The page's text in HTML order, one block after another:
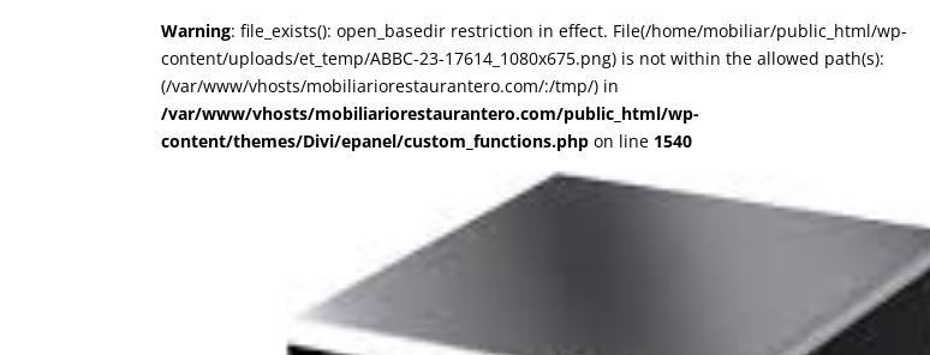
Warning: file_exists(): open_basedir restriction in effect. File(/home/mobiliar/public_html/wp-
content/uploads/et_temp/ABBC-23-17614_1080x675.png) is not within the allowed path(s):
(/var/www/vhosts/mobiliariorestaurantero.com/:/tmp/) in
/var/www/vhosts/mobiliariorestaurantero.com/public_html/wp-
content/themes/Divi/epanel/custom_functions.php on line 1540